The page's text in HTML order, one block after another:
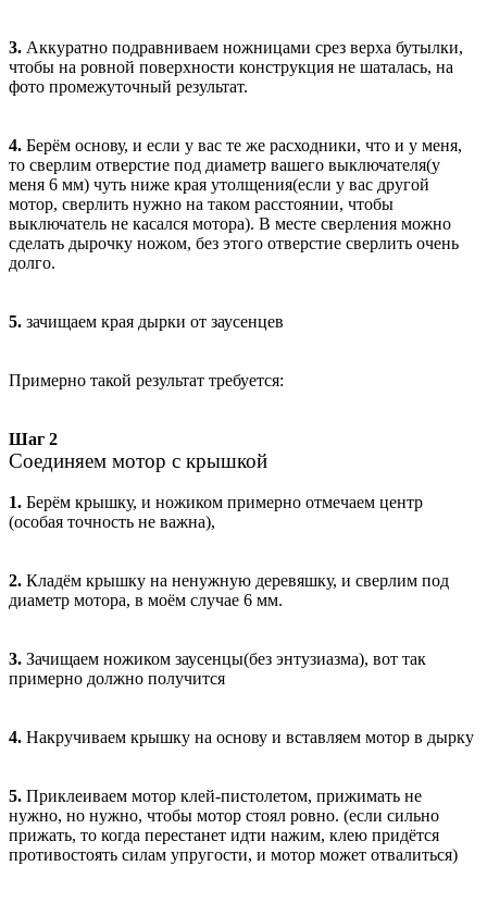
3. Аккуратно подравниваем ножницами срез верха бутылки,
чтобы на ровной поверхности конструкция не шаталась, на
фото промежуточный результат.
4. Берём основу, и если у вас те же расходники, что и у меня,
то сверлим отверстие под диаметр вашего выключателя(у
меня 6 мм) чуть ниже края утолщения(если у вас другой
мотор, сверлить нужно на таком расстоянии, чтобы
выключатель не касался мотора). В месте сверления можно
сделать дырочку ножом, без этого отверстие сверлить очень
долго.
5. зачищаем края дырки от заусенцев
Примерно такой результат требуется:
Шаг 2
Соединяем мотор с крышкой
1. Берём крышку, и ножиком примерно отмечаем центр
(особая точность не важна),
2. Кладём крышку на ненужную деревяшку, и сверлим под
диаметр мотора, в моём случае 6 мм.
3. Зачищаем ножиком заусенцы(без энтузиазма), вот так
примерно должно получится
4. Накручиваем крышку на основу и вставляем мотор в дырку
5. Приклеиваем мотор клей-пистолетом, прижимать не
нужно, но нужно, чтобы мотор стоял ровно. (если сильно
прижать, то когда перестанет идти нажим, клею придётся
противостоять силам упругости, и мотор может отвалиться)